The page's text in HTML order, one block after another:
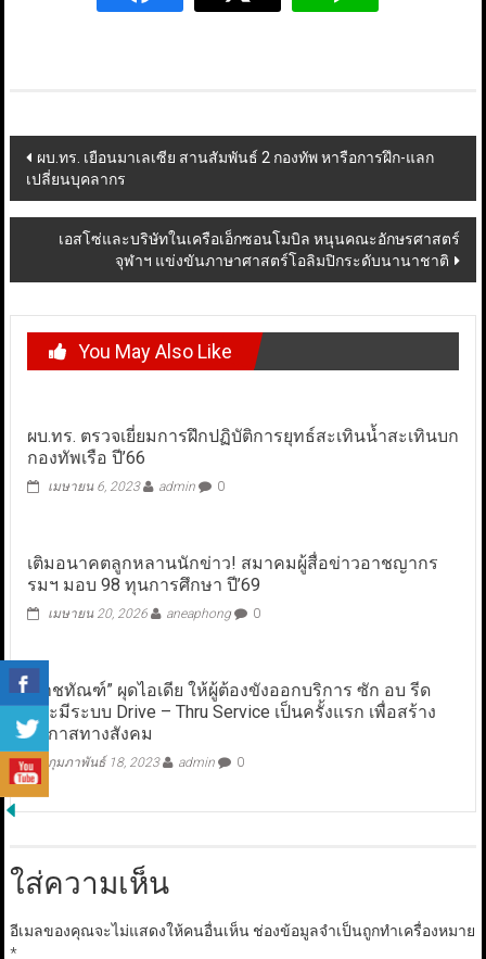
Post
navigation
ผบ.ทร. เยือนมาเลเซีย สานสัมพันธ์ 2 กองทัพ หารือการฝึก-แลก
เปลี่ยนบุคลากร
เอสโซ่และบริษัทในเครือเอ็กซอนโมบิล หนุนคณะอักษรศาสตร์
จุฬาฯ แข่งขันภาษาศาสตร์โอลิมปิกระดับนานาชาติ
You May Also Like
ผบ.ทร. ตรวจเยี่ยมการฝึกปฏิบัติการยุทธ์สะเทินน้ำสะเทินบก
กองทัพเรือ ปี’66
เมษายน 6, 2023 admin 0
เติมอนาคตลูกหลานนักข่าว! สมาคมผู้สื่อข่าวอาชญากร
รมฯ มอบ 98 ทุนการศึกษา ปี’69
เมษายน 20, 2026 aneaphong 0
“ราชทัณฑ์” ผุดไอเดีย ให้ผู้ต้องขังออกบริการ ซัก อบ รีด
และมีระบบ Drive – Thru Service เป็นครั้งแรก เพื่อสร้าง
โอกาสทางสังคม
กุมภาพันธ์ 18, 2023 admin 0
ใส่ความเห็น
อีเมลของคุณจะไม่แสดงให้คนอื่นเห็น ช่องข้อมูลจำเป็นถูกทำเครื่องหมาย
*